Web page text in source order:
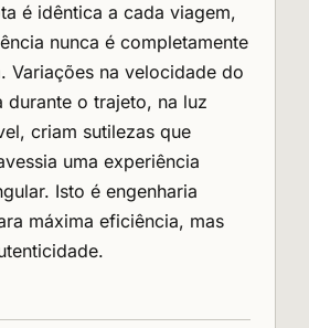
é idêntica a cada viagem,
nunca é completamente
Variações na velocidade do
durante o trajeto, na luz
criam sutilezas que
uma experiência
Isto é engenharia
máxima eficiência, mas